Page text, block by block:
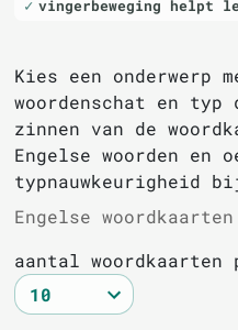
vingerbeweging helpt
Kies een onderwerp
woordenschat en typ
zinnen van de
Engelse woorden
typnauwkeurigheid
Engelse
aantal woordkaarten